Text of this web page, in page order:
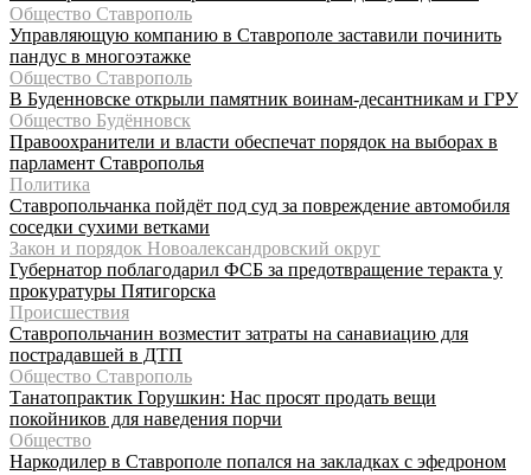
Общество Ставрополь
Управляющую компанию в Ставрополе заставили починить
пандус в многоэтажке
Общество Ставрополь
В Буденновске открыли памятник воинам-десантникам и ГРУ
Общество Будённовск
Правоохранители и власти обеспечат порядок на выборах в
парламент Ставрополья
Политика
Ставропольчанка пойдёт под суд за повреждение автомобиля
соседки сухими ветками
Закон и порядок Новоалександровский округ
Губернатор поблагодарил ФСБ за предотвращение теракта у
прокуратуры Пятигорска
Происшествия
Ставропольчанин возместит затраты на санавиацию для
пострадавшей в ДТП
Общество Ставрополь
Танатопрактик Горушкин: Нас просят продать вещи
покойников для наведения порчи
Общество
Наркодилер в Ставрополе попался на закладках с эфедроном